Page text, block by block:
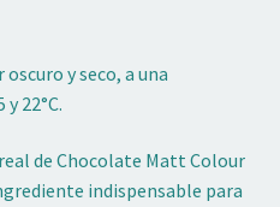
y seco, a una
22°C.
de Chocolate Matt Colour
indispensable para